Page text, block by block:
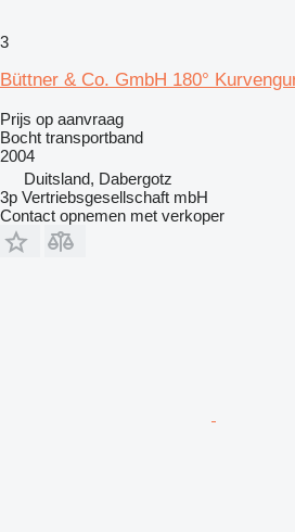
3
Büttner & Co. GmbH 180°
Prijs op aanvraag
Bocht transportband
2004
Duitsland, Dabergotz
3p Vertriebsgesellschaft mbH
Contact opnemen met verkoper